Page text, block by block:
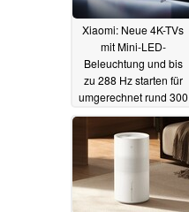
Xiaomi: Neue 4K-TVs
mit Mini-LED-
Beleuchtung und bis
zu 288 Hz starten für
umgerechnet rund 300
Euro13.12.2025